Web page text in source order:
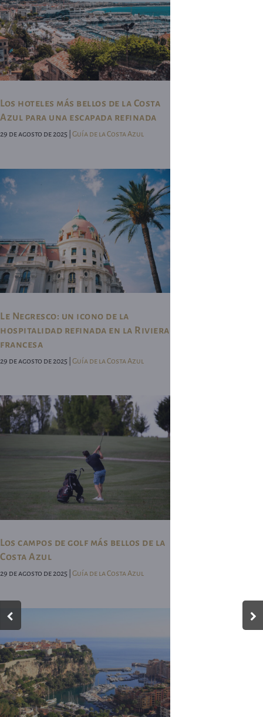
Los hoteles más bellos de la Costa
Azul para una escapada refinada
29 de agosto de 2025 | Guía de la Costa Azul
Le Negresco: un icono de la
hospitalidad refinada en la Riviera
francesa
29 de agosto de 2025 | Guía de la Costa Azul
Los campos de golf más bellos de la
Costa Azul
29 de agosto de 2025 | Guía de la Costa Azul